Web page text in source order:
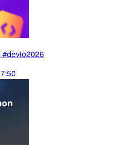
#devio2026